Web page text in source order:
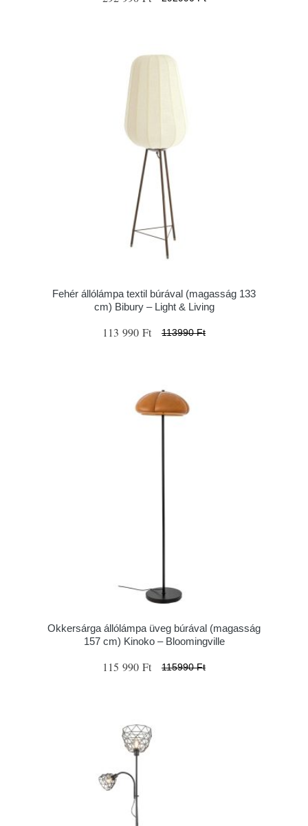
Fehér állólámpa textil búrával (magasság 133
cm) Bibury – Light & Living
113 990 Ft 113990 Ft
Okkersárga állólámpa üveg búrával (magasság
157 cm) Kinoko – Bloomingville
115 990 Ft 115990 Ft